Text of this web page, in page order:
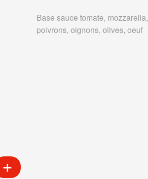
Base sauce tomate,
poivrons, oignons, olives, oeuf